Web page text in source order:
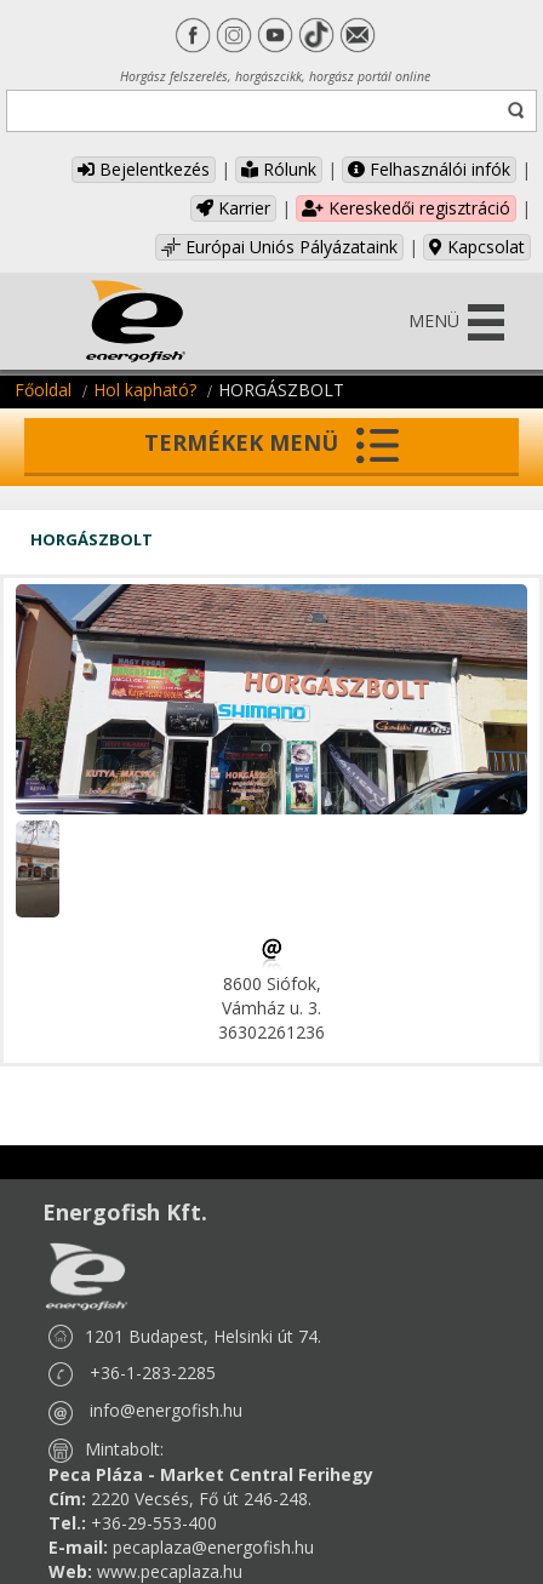
Horgász felszerelés, horgászcikk, horgász portál online
Bejelentkezés | Rólunk | Felhasználói infók
|
Karrier
| Kereskedői regisztráció
|
Európai Uniós Pályázataink
| Kapcsolat
MENÜ
Főoldal Hol kapható? HORGÁSZBOLT
TERMÉKEK MENÜ
HORGÁSZBOLT
8600 Siófok,
Vámház u. 3.
36302261236
Energofish Kft.
1201 Budapest, Helsinki út 74.
+36-1-283-2285
info@energofish.hu
Mintabolt:
Peca Pláza - Market Central Ferihegy
Cím: 2220 Vecsés, Fő út 246-248.
Tel.: +36-29-553-400
E-mail: pecaplaza@energofish.hu
Web: www.pecaplaza.hu